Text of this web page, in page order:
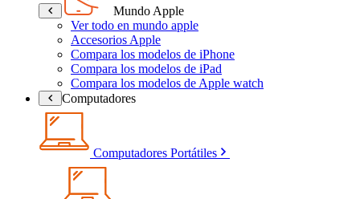
Mundo Apple
Ver todo en mundo apple
Accesorios Apple
Compara los modelos de iPhone
Compara los modelos de iPad
Compara los modelos de Apple watch
Computadores
Computadores Portátiles